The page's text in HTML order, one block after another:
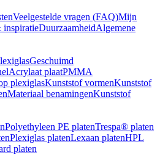
Veelgestelde vragen (FAQ)Mijn
inspiratieDuurzaamheidAlgemene
Geschuimd
Acrylaat plaatPMMA
plexiglasKunststof vormenKunststof
Materiaal benamingenKunststof
Polyethyleen PE platenTrespa® platen
Plexiglas platenLexaan platenHPL
platen